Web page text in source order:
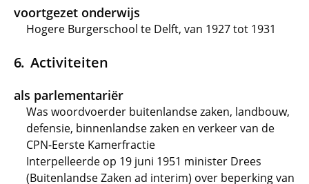
voortgezet onderwijs
Hogere Burgerschool te Delft, van 1927 tot 1931
Activiteiten
als parlementariër
Was woordvoerder buitenlandse zaken, landbouw,
defensie, binnenlandse zaken en verkeer van de
CPN-Eerste Kamerfractie
Interpelleerde op 19 juni 1951 minister Drees
(Buitenlandse Zaken ad interim) over beperking van